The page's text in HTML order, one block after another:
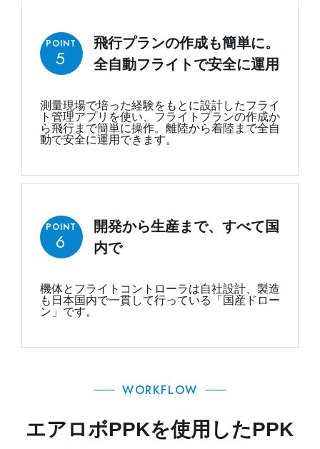
POINT
5
飛行プランの作成も簡単に。
全自動フライトで安全に運用
測量現場で培った経験をもとに設計したフライ
ト管理アプリを使い、フライトプランの作成か
ら飛行まで簡単に操作。離陸から着陸まで全自
動で安全に運用できます。
POINT
6
開発から⽣産まで、すべて国
内で
機体とフライトコントローラは自社設計、製造
も日本国内で一貫して行っている「国産ドロー
ン」です。
WORKFLOW
エアロボPPKを使用したPPK